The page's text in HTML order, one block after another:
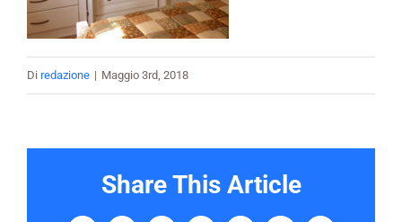
Di redazione | Maggio 3rd, 2018
Share This Article